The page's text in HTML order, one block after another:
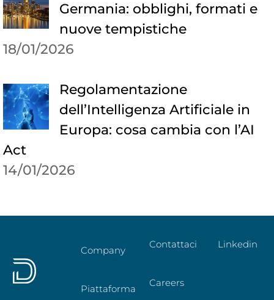
Germania: obblighi, formati e
nuove tempistiche
18/01/2026
Regolamentazione
dell’Intelligenza Artificiale in
Europa: cosa cambia con l’AI
Act
14/01/2026
Company
Piattaforma
Contattaci
Careers
Linkedin